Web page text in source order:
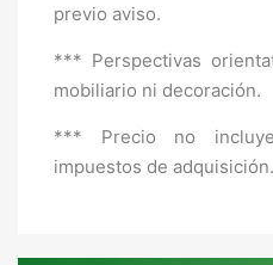
previo aviso.
*** Perspectivas
mobiliario ni decoración.
*** Precio no
impuestos de adquisición.